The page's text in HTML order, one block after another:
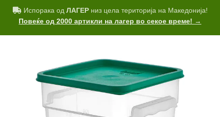
Испорака од ЛАГЕРниз цела територија на Македонија!
Повеќе од 2000 артикли на лагер во секое време! →